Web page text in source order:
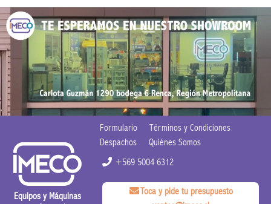
Equipos y Máquinas
Formulario
Términos y Condiciones
Despachos
Quiénes Somos
+569 5004 6312
Toca y pide tu presupuesto